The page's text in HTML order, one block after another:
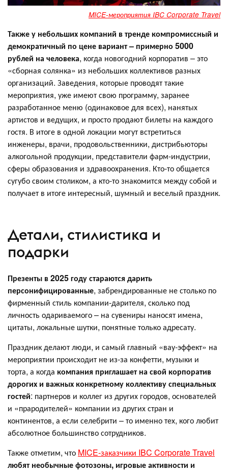
MICE-мероприятия IBC Corporate Travel
Также у небольших компаний в тренде компромиссный и
демократичный по цене вариант – примерно 5000
рублей на человека, когда новогодний корпоратив – это
«сборная солянка» из небольших коллективов разных
организаций. Заведения, которые проводят такие
мероприятия, уже имеют свою программу, заранее
разработанное меню (одинаковое для всех), нанятых
артистов и ведущих, и просто продают билеты на каждого
гостя. В итоге в одной локации могут встретиться
инженеры, врачи, продовольственники, дистрибьюторы
алкогольной продукции, представители фарм-индустрии,
сферы образования и здравоохранения. Кто-то общается
сугубо своим столиком, а кто-то знакомится между собой и
получает в итоге интересный, шумный и веселый праздник.
Детали, стилистика и
подарки
Презенты в 2025 году стараются дарить
персонифицированные, забрендированные не столько по
фирменный стиль компании-дарителя, сколько под
личность одариваемого – на сувениры наносят имена,
цитаты, локальные шутки, понятные только адресату.
Праздник делают люди, и самый главный «вау-эффект» на
мероприятии происходит не из-за конфетти, музыки и
торта, а когда компания приглашает на свой корпоратив
дорогих и важных конкретному коллективу специальных
гостей: партнеров и коллег из других городов, основателей
и «прародителей» компании из других стран и
континентов, а если селебрити – то именно тех, кого любит
абсолютное большинство сотрудников.
Также отметим, что MICE-заказчики IBC Corporate Travel
любят необычные фотозоны, игровые активности и